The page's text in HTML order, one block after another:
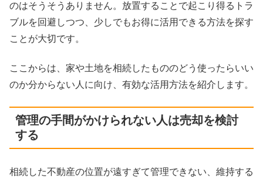
のはそうそうありません。放置することで起こり得るトラ
ブルを回避しつつ、少しでもお得に活用できる方法を探す
ことが大切です。
ここからは、家や土地を相続したもののどう使ったらいい
のか分からない人に向け、有効な活用方法を紹介します。
管理の手間がかけられない人は売却を検討
する
相続した不動産の位置が遠すぎて管理できない、維持する